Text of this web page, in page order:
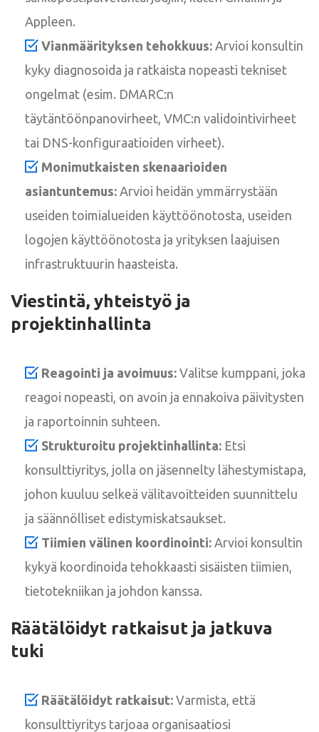
Appleen.
Vianmäärityksen tehokkuus: Arvioi konsultin
kyky diagnosoida ja ratkaista nopeasti tekniset
ongelmat (esim. DMARC:n
täytäntöönpanovirheet, VMC:n validointivirheet
tai DNS-konfiguraatioiden virheet).
Monimutkaisten skenaarioiden
asiantuntemus: Arvioi heidän ymmärrystään
useiden toimialueiden käyttöönotosta, useiden
logojen käyttöönotosta ja yrityksen laajuisen
infrastruktuurin haasteista.
Viestintä, yhteistyö ja
projektinhallinta
Reagointi ja avoimuus: Valitse kumppani, joka
reagoi nopeasti, on avoin ja ennakoiva päivitysten
ja raportoinnin suhteen.
Strukturoitu projektinhallinta: Etsi
konsulttiyritys, jolla on jäsennelty lähestymistapa,
johon kuuluu selkeä välitavoitteiden suunnittelu
ja säännölliset edistymiskatsaukset.
Tiimien välinen koordinointi: Arvioi konsultin
kykyä koordinoida tehokkaasti sisäisten tiimien,
tietotekniikan ja johdon kanssa.
Räätälöidyt ratkaisut ja jatkuva
tuki
Räätälöidyt ratkaisut: Varmista, että
konsulttiyritys tarjoaa organisaatiosi